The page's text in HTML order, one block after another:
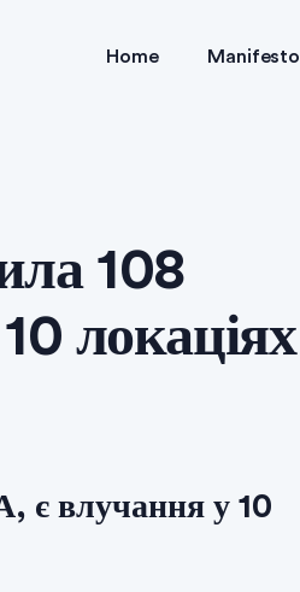
Home Manifesto
108
локаціях
є влучання у 10